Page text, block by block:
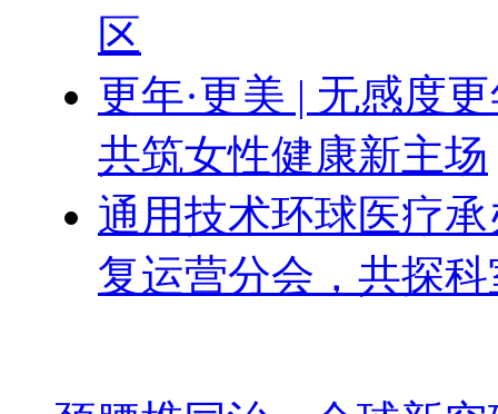
区
更年·更美 | 无感度
共筑女性健康新主场
通用技术环球医疗
复运营分会，共探